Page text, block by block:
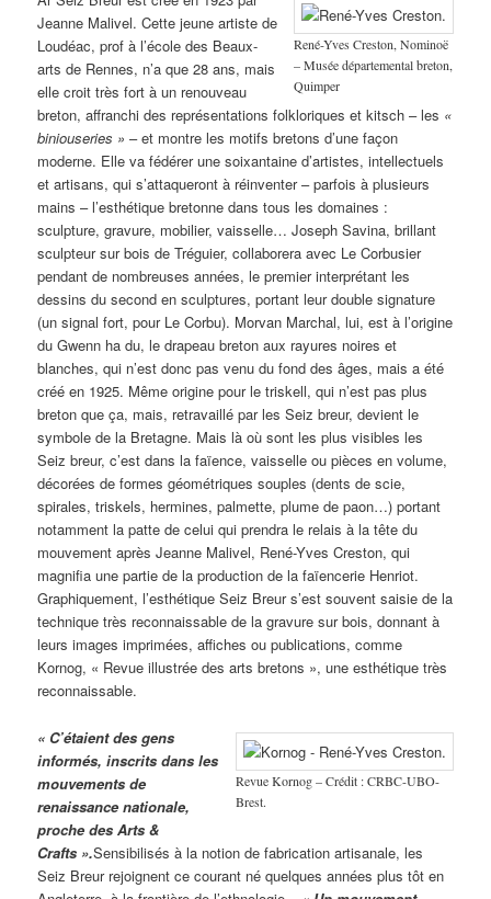
René-Yves Creston, Nominoë
– Musée départemental breton,
Quimper
Jeanne Malivel. Cette jeune artiste de
Loudéac, prof à l’école des Beaux-
arts de Rennes, n’a que 28 ans, mais
elle croit très fort à un renouveau
breton, affranchi des représentations folkloriques et kitsch – les «
biniouseries » – et montre les motifs bretons d’une façon
moderne. Elle va fédérer une soixantaine d’artistes, intellectuels
et artisans, qui s’attaqueront à réinventer – parfois à plusieurs
mains – l’esthétique bretonne dans tous les domaines :
sculpture, gravure, mobilier, vaisselle… Joseph Savina, brillant
sculpteur sur bois de Tréguier, collaborera avec Le Corbusier
pendant de nombreuses années, le premier interprétant les
dessins du second en sculptures, portant leur double signature
(un signal fort, pour Le Corbu). Morvan Marchal, lui, est à l’origine
du Gwenn ha du, le drapeau breton aux rayures noires et
blanches, qui n’est donc pas venu du fond des âges, mais a été
créé en 1925. Même origine pour le triskell, qui n’est pas plus
breton que ça, mais, retravaillé par les Seiz breur, devient le
symbole de la Bretagne. Mais là où sont les plus visibles les
Seiz breur, c’est dans la faïence, vaisselle ou pièces en volume,
décorées de formes géométriques souples (dents de scie,
spirales, triskels, hermines, palmette, plume de paon…) portant
notamment la patte de celui qui prendra le relais à la tête du
mouvement après Jeanne Malivel, René-Yves Creston, qui
magnifia une partie de la production de la faïencerie Henriot.
Graphiquement, l’esthétique Seiz Breur s’est souvent saisie de la
technique très reconnaissable de la gravure sur bois, donnant à
leurs images imprimées, affiches ou publications, comme
Kornog, « Revue illustrée des arts bretons », une esthétique très
reconnaissable.
Revue Kornog – Crédit : CRBC-UBO-
Brest.
« C’étaient des gens
informés, inscrits dans les
mouvements de
renaissance nationale,
proche des Arts &
Crafts ».Sensibilisés à la notion de fabrication artisanale, les
Seiz Breur rejoignent ce courant né quelques années plus tôt en